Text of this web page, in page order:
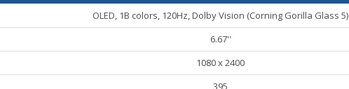
OLED, 1B colors, 120Hz, Dolby Vision (Corning Gorilla Glass 5)
6.67''
1080 x 2400
395